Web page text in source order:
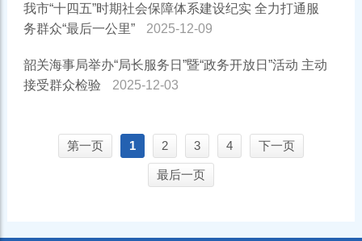
我市“十四五”时期社会保障体系建设纪实 全力打通服
务群众“最后一公里”
2025-12-09
韶关海事局举办“局长服务日”暨“政务开放日”活动 主动
接受群众检验
2025-12-03
第一页 1 2 3 4 下一页
最后一页